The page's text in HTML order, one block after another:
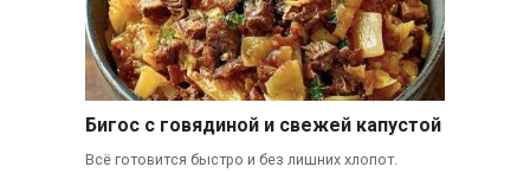
Бигос с говядиной и свежей капустой
Всё готовится быстро и без лишних хлопот.